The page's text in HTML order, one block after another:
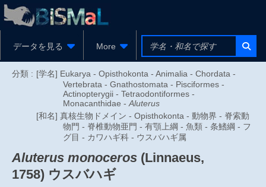
データを見る More
分類 : [学名] Eukarya - Opisthokonta - Animalia - Chordata -
Vertebrata - Gnathostomata - Pisciformes -
Actinopterygii - Tetraodontiformes -
Monacanthidae - Aluterus
[和名] 真核生物ドメイン - Opisthokonta - 動物界 - 脊索動
物門 - 脊椎動物亜門 - 有顎上綱 - 魚類 - 条鰭綱 - フ
グ目 - カワハギ科 - ウスバハギ属
Aluterus monoceros (Linnaeus,
1758) ウスバハギ